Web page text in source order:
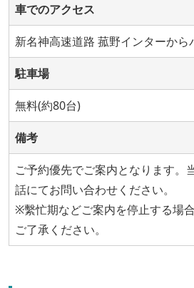
車でのアクセス
新名神高速道路 菰野インターから
駐車場
無料(約80台)
備考
ご予約優先でご案内となります。
話にてお問い合わせください。
※繫忙期などご案内を停止する場
ご了承ください。